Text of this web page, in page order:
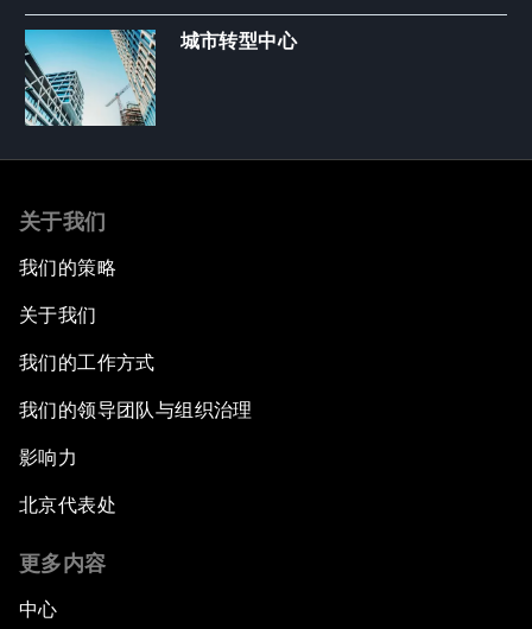
城市转型中心
关于我们
我们的策略
关于我们
我们的工作方式
我们的领导团队与组织治理
影响力
北京代表处
更多内容
中心